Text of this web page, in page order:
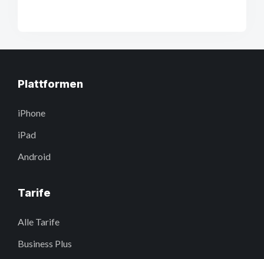
Plattformen
iPhone
iPad
Android
Tarife
Alle Tarife
Business Plus